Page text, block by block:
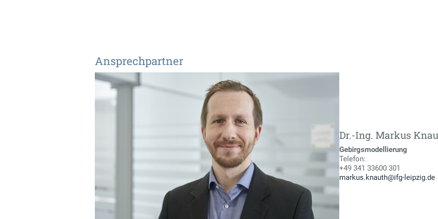
Ansprechpartner
Dr.-Ing. Markus
Gebirgsmodellierung
Telefon:
+49 341 33600 301
markus.knauth@ifg-leipzig.de